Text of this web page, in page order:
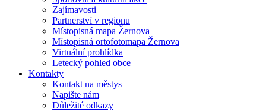
Zajímavosti
Partnerství v regionu
Místopisná mapa Žernova
Místopisná ortofotomapa Žernova
Virtuální prohlídka
Letecký pohled obce
Kontakty
Kontakt na městys
Napište nám
Důležité odkazy